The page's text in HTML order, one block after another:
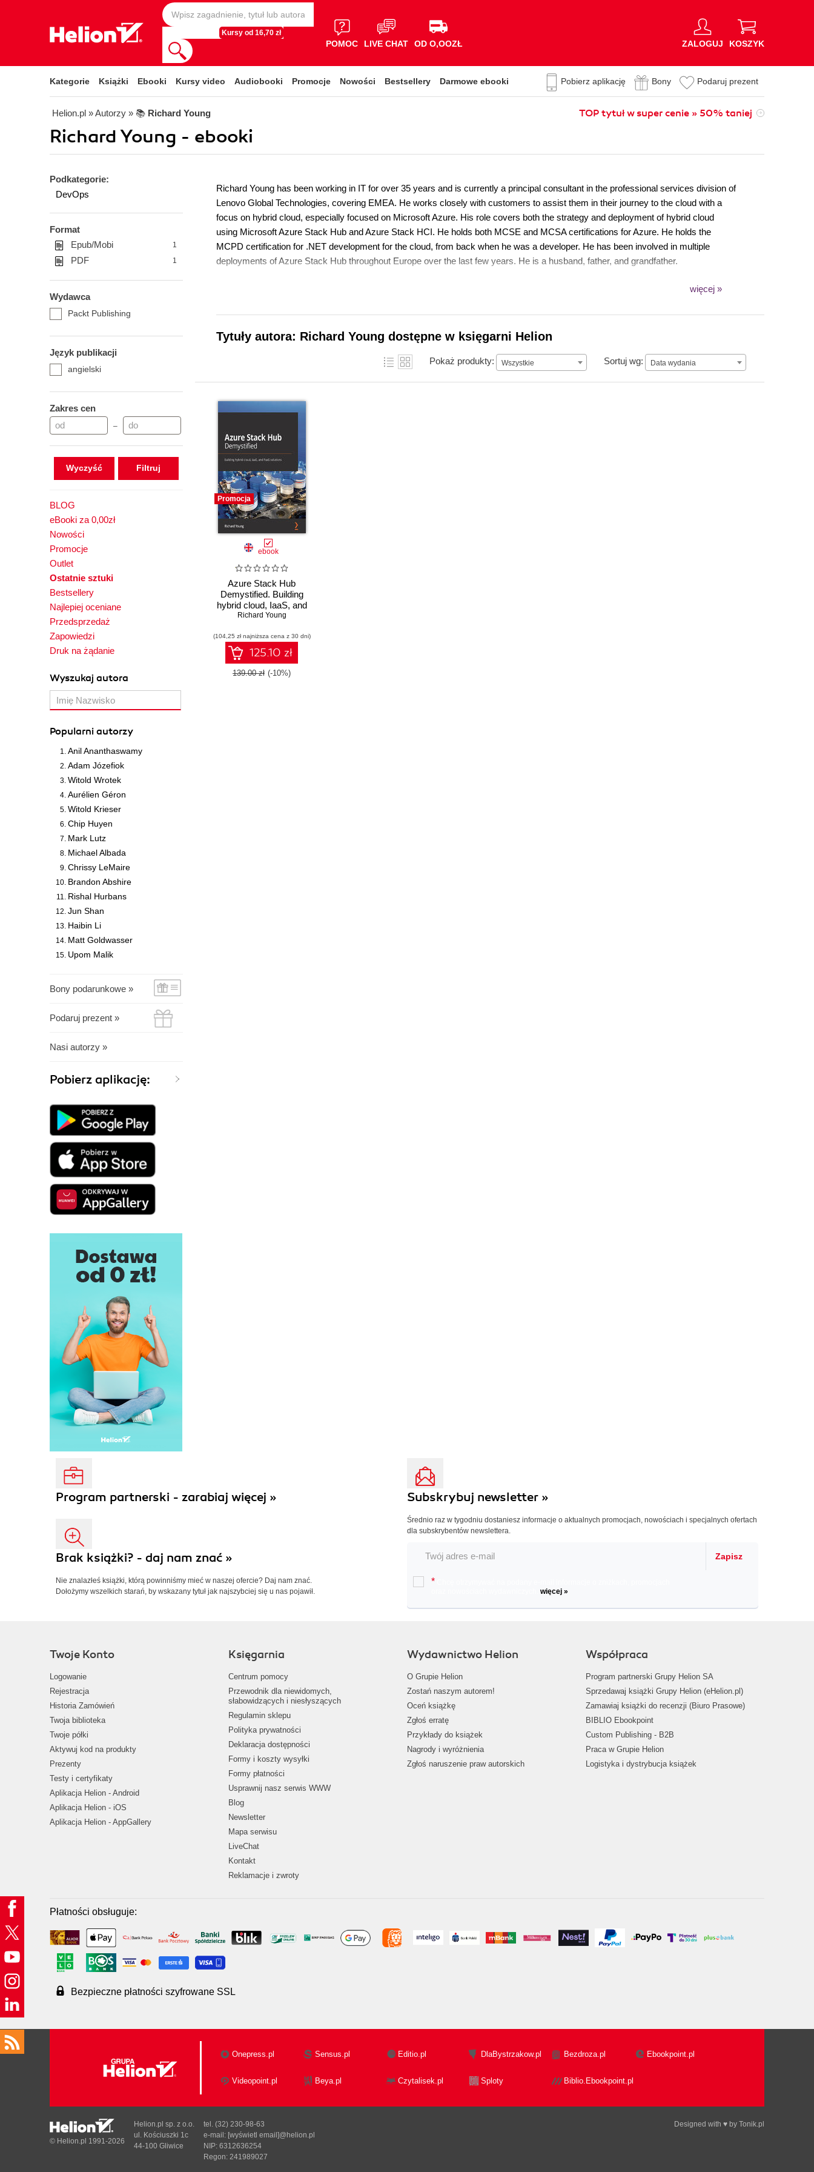
Kursy od 16,70 zł
POMOC LIVE CHAT OD O,OOZŁ ZALOGUJ KOSZYK
Kategorie Książki Ebooki Kursy video Audiobooki Promocje Nowości Bestsellery Darmowe ebooki Pobierz aplikację Bony Podaruj prezent
Helion.pl » Autorzy » 📚 Richard Young TOP tytuł w super cenie » 50% taniej
Richard Young - ebooki
Podkategorie:
DevOps
Format
Epub/Mobi
1
PDF 1
Wydawca
Packt Publishing
Język publikacji
angielski
Zakres cen
–
Wyczyść
BLOG
eBooki za 0,00zł
Nowości
Promocje
Outlet
Ostatnie sztuki
Bestsellery
Najlepiej oceniane
Przedsprzedaż
Zapowiedzi
Druk na żądanie
Wyszukaj autora
Popularni autorzy
Anil Ananthaswamy
Adam Józefiok
Witold Wrotek
Aurélien Géron
Witold Krieser
Chip Huyen
Mark Lutz
Michael Albada
Chrissy LeMaire
Brandon Abshire
Rishal Hurbans
Jun Shan
Haibin Li
Matt Goldwasser
Upom Malik
Bony podarunkowe »
Podaruj prezent »
Nasi autorzy »
Pobierz aplikację:
Richard Young has been working in IT for over 35 years and is currently a principal consultant in the professional services division of
Lenovo Global Technologies, covering EMEA. He works closely with customers to assist them in their journey to the cloud with a
focus on hybrid cloud, especially focused on Microsoft Azure. His role covers both the strategy and deployment of hybrid cloud
using Microsoft Azure Stack Hub and Azure Stack HCI. He holds both MCSE and MCSA certifications for Azure. He holds the
MCPD certification for .NET development for the cloud, from back when he was a developer. He has been involved in multiple
deployments of Azure Stack Hub throughout Europe over the last few years. He is a husband, father, and grandfather.
więcej »
Tytuły autora: Richard Young dostępne w księgarni Helion
Pokaż produkty: Wszystkie Sortuj wg: Data wydania
Data wydania
Promocja
ebook
Azure Stack Hub
Demystified. Building
hybrid cloud, IaaS, and
PaaS solutions
Richard Young
(104,25 zł najniższa cena z 30 dni)
125.10 zł
139.00 zł (-10%)
Program partnerski - zarabiaj więcej »
Brak książki? - daj nam znać »
Nie znalazłeś książki, którą powinniśmy mieć w naszej ofercie? Daj nam znać.
Dołożymy wszelkich starań, by wskazany tytuł jak najszybciej się u nas pojawił.
Subskrybuj newsletter »
Średnio raz w tygodniu dostaniesz informacje o aktualnych promocjach, nowościach i specjalnych ofertach
dla subskrybentów newslettera.
Zapisz
*
więcej »
Twoje Konto
Logowanie
Rejestracja
Historia Zamówień
Twoja biblioteka
Twoje półki
Aktywuj kod na produkty
Prezenty
Testy i certyfikaty
Aplikacja Helion - Android
Aplikacja Helion - iOS
Aplikacja Helion - AppGallery
Księgarnia
Centrum pomocy
Przewodnik dla niewidomych,
słabowidzących i niesłyszących
Regulamin sklepu
Polityka prywatności
Deklaracja dostępności
Formy i koszty wysyłki
Formy płatności
Usprawnij nasz serwis WWW
Blog
Newsletter
Mapa serwisu
LiveChat
Kontakt
Reklamacje i zwroty
Wydawnictwo Helion
O Grupie Helion
Zostań naszym autorem!
Oceń książkę
Zgłoś erratę
Przykłady do książek
Nagrody i wyróżnienia
Zgłoś naruszenie praw autorskich
Współpraca
Program partnerski Grupy Helion SA
Sprzedawaj książki Grupy Helion (eHelion.pl)
Zamawiaj książki do recenzji (Biuro Prasowe)
BIBLIO Ebookpoint
Custom Publishing - B2B
Praca w Grupie Helion
Logistyka i dystrybucja książek
Płatności obsługuje:
Bezpieczne płatności szyfrowane SSL
Onepress.pl Sensus.pl Editio.pl DlaBystrzakow.pl Bezdroza.pl Ebookpoint.pl
Videopoint.pl Beya.pl Czytalisek.pl Sploty Biblio.Ebookpoint.pl
Designed with ♥ by Tonik.pl
© Helion.pl 1991-2026
Helion.pl sp. z o.o.
ul. Kościuszki 1c
44-100 Gliwice
tel. (32) 230-98-63
e-mail: [wyświetl email]@helion.pl
NIP: 6312636254
Regon: 241989027